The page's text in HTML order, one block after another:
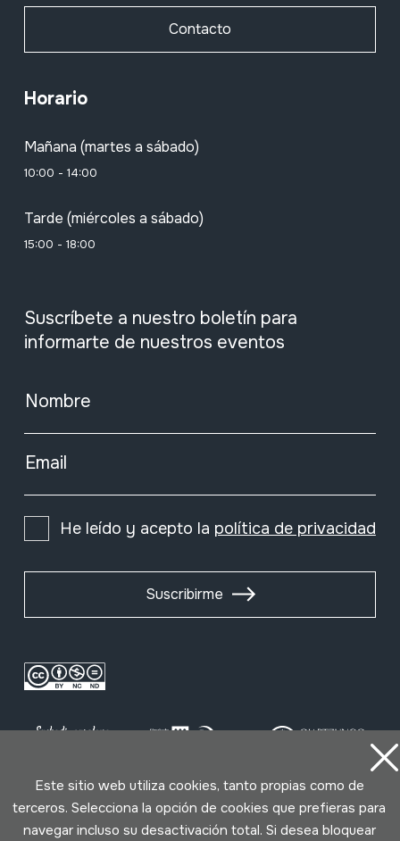
Contacto
Horario
Mañana (martes a sábado)
10:00 - 14:00
Tarde (miércoles a sábado)
15:00 - 18:00
Suscríbete a nuestro boletín para
informarte de nuestros eventos
Nombre
Email
He leído y acepto la política de privacidad
Suscribirme
Condiciones de uso
Política de privacidad
Este sitio web utiliza cookies, tanto propias como de
terceros. Selecciona la opción de cookies que prefieras para
navegar incluso su desactivación total. Si desea bloquear